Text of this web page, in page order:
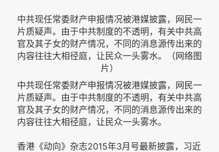
中共现任常委财产申报情况被港媒披露，网民一
片质疑声。由于中共制度的不透明，有关中共高
官及其子女的财产情况，不同的消息源传出来的
内容往往大相径庭，让民众一头雾水。（网络图
片）
中共现任常委财产申报情况被港媒披露，网民一
片质疑声。由于中共制度的不透明，有关中共高
官及其子女的财产情况，不同的消息源传出来的
内容往往大相径庭，让民众一头雾水。
香港《动向》杂志2015年3月号最新披露，习近